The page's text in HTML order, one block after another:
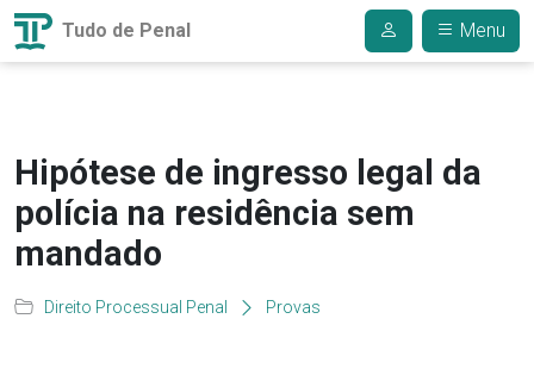
Tudo de Penal Menu
Hipótese de ingresso legal da
polícia na residência sem
mandado
Direito Processual Penal Provas